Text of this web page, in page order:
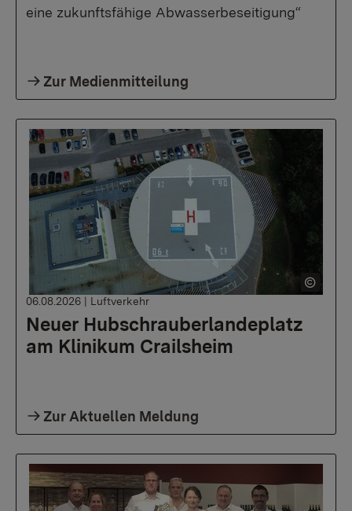
eine zukunftsfähige Abwasserbeseitigung“
Zur Medienmitteilung
Neuer Hubschrauberlandeplatz
am Klinikum Crailsheim
06.08.2026 | Luftverkehr
Zur Aktuellen Meldung